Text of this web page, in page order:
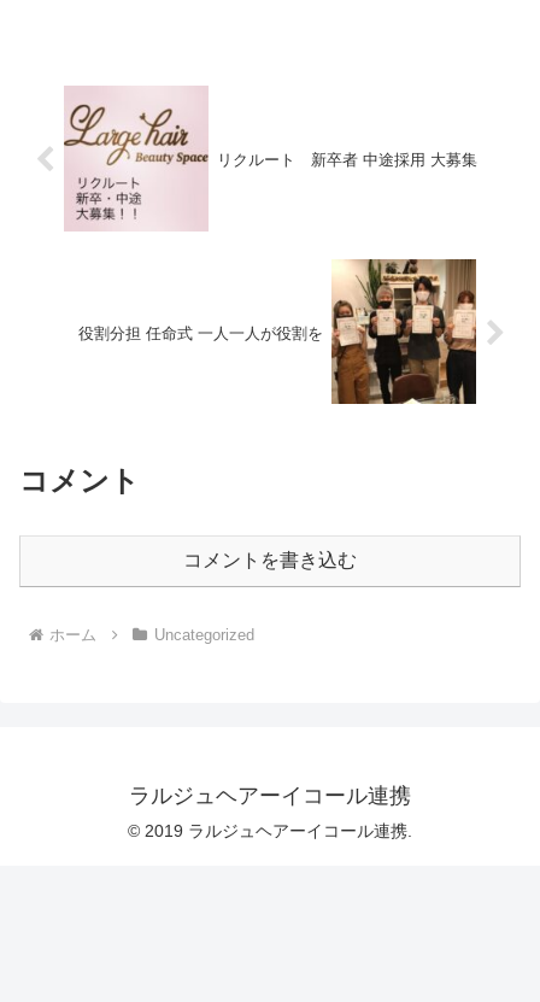
リクルート 新卒者 中途採用 大募集
役割分担 任命式 一人一人が役割を
コメント
コメントを書き込む
ホーム Uncategorized
ラルジュヘアーイコール連携
© 2019 ラルジュヘアーイコール連携.